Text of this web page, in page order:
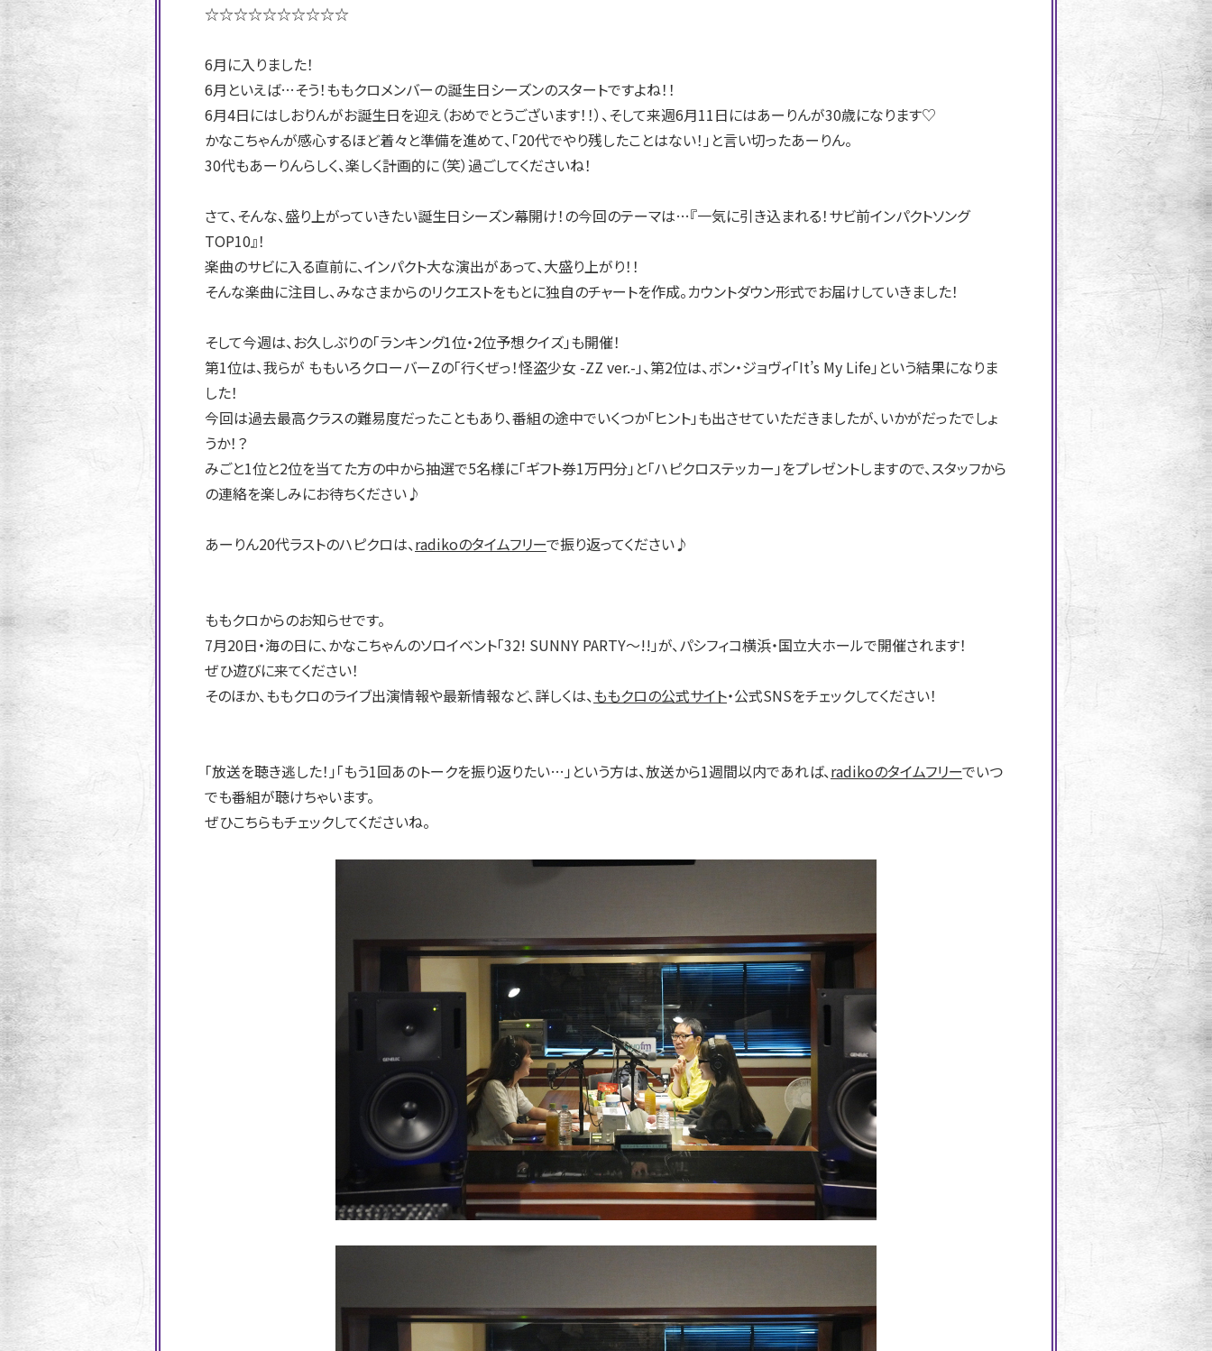
☆☆☆☆☆☆☆☆☆☆
6月に入りました！
6月といえば…そう！ももクロメンバーの誕生日シーズンのスタートですよね！！
6月4日にはしおりんがお誕生日を迎え（おめでとうございます！！）、そして来週6月11日にはあーりんが30歳になります♡
かなこちゃんが感心するほど着々と準備を進めて、「20代でやり残したことはない！」と言い切ったあーりん。
30代もあーりんらしく、楽しく計画的に（笑）過ごしてくださいね！
さて、そんな、盛り上がっていきたい誕生日シーズン幕開け！の今回のテーマは…『一気に引き込まれる！サビ前インパクトソング
TOP10』！
楽曲のサビに入る直前に、インパクト大な演出があって、大盛り上がり！！
そんな楽曲に注目し、みなさまからのリクエストをもとに独自のチャートを作成。カウントダウン形式でお届けしていきました！
そして今週は、お久しぶりの「ランキング1位・2位予想クイズ」も開催！
第1位は、我らが ももいろクローバーZの「行くぜっ！怪盗少女 -ZZ ver.-」、第2位は、ボン・ジョヴィ「It’s My Life」という結果になりま
した！
今回は過去最高クラスの難易度だったこともあり、番組の途中でいくつか「ヒント」も出させていただきましたが、いかがだったでしょ
うか！？
みごと1位と2位を当てた方の中から抽選で5名様に「ギフト券1万円分」と「ハピクロステッカー」をプレゼントしますので、スタッフから
の連絡を楽しみにお待ちください♪
あーりん20代ラストのハピクロは、radikoのタイムフリーで振り返ってください♪
ももクロからのお知らせです。
7月20日・海の日に、かなこちゃんのソロイベント「32! SUNNY PARTY〜!!」が、パシフィコ横浜・国立大ホールで開催されます！
ぜひ遊びに来てください！
そのほか、ももクロのライブ出演情報や最新情報など、詳しくは、ももクロの公式サイト・公式SNSをチェックしてください！
「放送を聴き逃した！」「もう1回あのトークを振り返りたい…」という方は、放送から1週間以内であれば、radikoのタイムフリーでいつ
でも番組が聴けちゃいます。
ぜひこちらもチェックしてくださいね。